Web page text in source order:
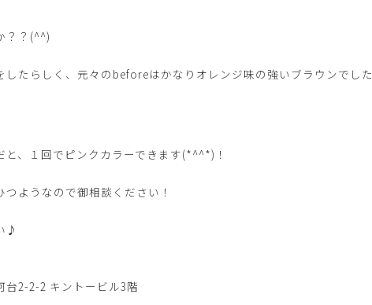
？？(^^)
したらしく、元々のbeforeはかなりオレンジ味の強いブラウンでした
と、１回でピンクカラーできます(*^^*)！
ようなので御相談ください！
♪
台2-2-2 キントービル3階